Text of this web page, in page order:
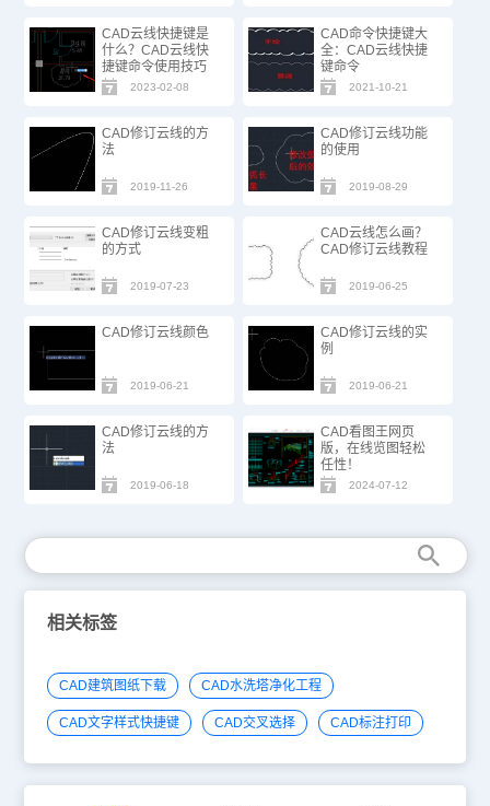
CAD云线快捷键是
什么？CAD云线快
捷键命令使用技巧
2023-02-08
CAD命令快捷键大
全：CAD云线快捷
键命令
2021-10-21
CAD修订云线的方
法
2019-11-26
CAD修订云线功能
的使用
2019-08-29
CAD修订云线变粗
的方式
2019-07-23
CAD云线怎么画？
CAD修订云线教程
2019-06-25
CAD修订云线颜色
2019-06-21
CAD修订云线的实
例
2019-06-21
CAD修订云线的方
法
2019-06-18
CAD看图王网页
版，在线览图轻松
任性！
2024-07-12
相关标签
CAD建筑图纸下载 CAD水洗塔净化工程
CAD文字样式快捷键 CAD交叉选择 CAD标注打印